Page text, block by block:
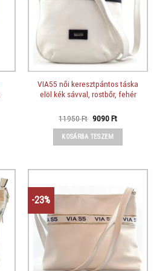
VIA55 női keresztpántos táska
elöl kék sávval, rostbőr, fehér
11950Ft Original
was:
11950 Ft.
9090FtCurrent
KOSÁRBA TESZEM
-23%